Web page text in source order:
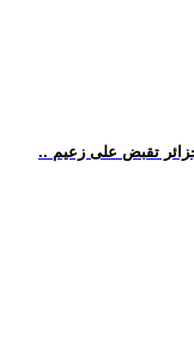
تقبض على زعيم